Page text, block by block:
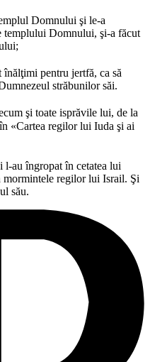
Domnului şi le-a
templului Domnului, şi-a făcut
pentru jertfă, ca să
străbunilor săi.
şi toate isprăvile lui, de la
«Cartea regilor lui Iuda şi ai
au îngropat în cetatea lui
regilor lui Israil. Şi
său.